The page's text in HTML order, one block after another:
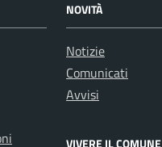
NOVITÀ
Notizie
Comunicati
Avvisi
VIVERE IL COMUNE